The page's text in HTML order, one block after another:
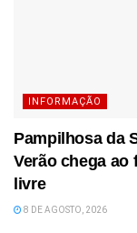
INFORMAÇÃO
Pampilhosa da
Verão chega ao
livre
8 DE AGOSTO, 2026